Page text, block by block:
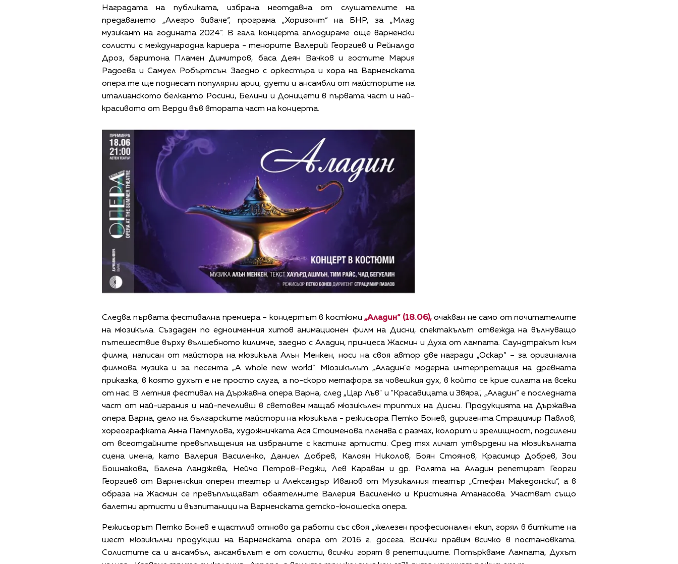
Наградата на публиката, избрана неотдавна от слушателите на
предаването „Алегро виваче“, програма „Хоризонт“ на БНР, за „Млад
музикант на годината 2024“. В гала концерта аплодираме още варненски
солисти с международна кариера - тенорите Валерий Георгиев и Рейналдо
Дроз, баритона Пламен Димитров, баса Деян Вачков и гостите Мария
Радоева и Самуел Робъртсън. Заедно с оркестъра и хора на Варненската
опера те ще поднесат популярни арии, дуети и ансамбли от майсторите на
италианското белканто Росини, Белини и Доницети в първата част и най-
красивото от Верди във втората част на концерта.
Следва първата фестивална премиера – концертът в костюми „Аладин“ (18.06),очакван не само от почитателите
на мюзикъла. Създаден по едноименния хитов анимационен филм на Дисни, спектакълът отвежда на вълнуващо
пътешествие върху вълшебното килимче, заедно с Аладин, принцеса Жасмин и Духа от лампата. Саундтракът към
филма, написан от майсторa на мюзикъла Алън Менкен, носи на своя автор две награди „Оскар“ – за оригинална
филмова музика и за песента „A whole new world”. Мюзикълът „Аладин"е модерна интерпретация на древната
приказка, в която духът е не просто слуга, а по-скоро метафора за човешкия дух, в който се крие силата на всеки
от нас. В летния фестивал на Държавна опера Варна, след „Цар Лъв" и "Красавицата и Звяра", „Аладин“ е последната
част от най-играния и най-печеливш в световен мащаб мюзикълен триптих на Дисни. Продукцията на Държавна
опера Варна, дело на българските майстори на мюзикъла - режисьора Петко Бонев, диригента Страцимир Павлов,
хореографката Анна Пампулова, художничката Ася Стоименова пленява с размах, колорит и зрелищност, подсилени
от всеотдайните превъплъщения на избраните с кастинг артисти. Сред тях личат утвърдени на мюзикълната
сцена имена, като Валерия Василенко, Даниел Добрев, Калоян Николов, Боян Стоянов, Красимир Добрев, Зои
Бошнакова, Балена Ланджева, Нейчо Петров-Реджи, Лев Караван и др. Ролята на Аладин репетират Георги
Георгиев от Варненския оперен театър и Александър Иванов от Музикалния театър „Стефан Македонски“, а в
образа на Жасмин се превъплъщават обаятелните Валерия Василенко и Кристияна Атанасова. Участват също
балетни артисти и възпитаници на Варненската детско-юношеска опера.
Режисьорът Петко Бонев е щастлив отново да работи със своя „железен професионален екип, горял в битките на
шест мюзикълни продукции на Варненската опера от 2016 г. досега. Всички правим всичко в постановката.
Солистите са и ансамбъл, ансамбълът е от солисти, всички горят в репетициите. Потъркваме Лампата, Духът